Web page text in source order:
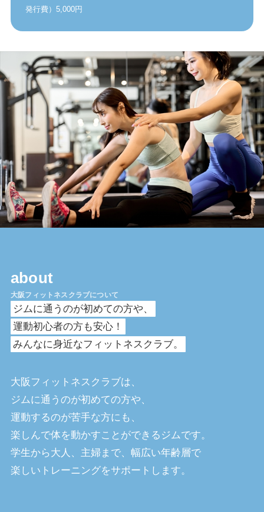
発行費）5,000円
about
大阪フィットネスクラブについて
ジムに通うのが初めての方や、
運動初心者の方も安心！
みんなに身近なフィットネスクラブ。
大阪フィットネスクラブは、
ジムに通うのが初めての方や、
運動するのが苦手な方にも、
楽しんで体を動かすことができるジムです。
学生から大人、主婦まで、幅広い年齢層で
楽しいトレーニングをサポートします。